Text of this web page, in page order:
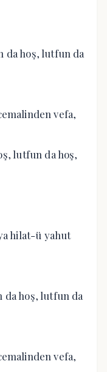
da hoş, lutfun da
vefa,
lutfun da hoş,
hilat-ü yahut
da hoş, lutfun da
vefa,